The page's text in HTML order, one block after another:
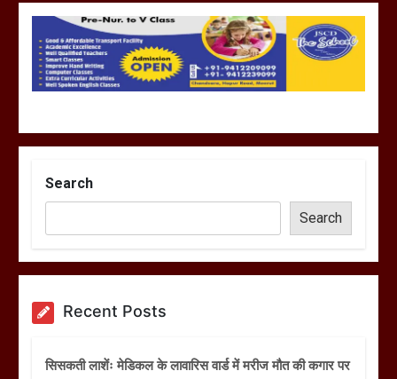
Search
Search
Recent Posts
सिसकती लाशेंः मेडिकल के लावारिस वार्ड में मरीज मौत की कगार पर